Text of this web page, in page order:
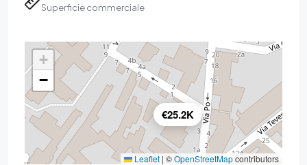
Superficie commerciale
€25.2K
+
−
Leaflet | ©OpenStreetMapcontributors